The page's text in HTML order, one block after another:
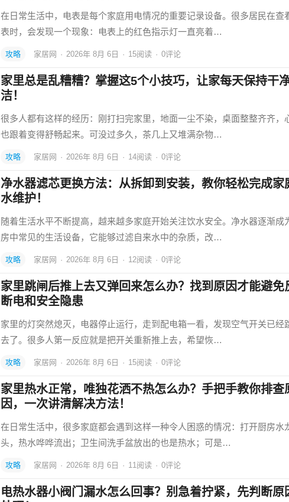
在日常生活中，电表是每个家庭用电情况的重要记录设备。很多居民在查
表时，会发现一个现象：电表上的红色指示灯一直亮着…
攻略 家居网 · 2026年 8月 6日 · 15阅读 · 0评论
家里总是乱糟糟？掌握这5个小技巧，让家每天保持干
洁！
很多人都有这样的经历：刚打扫完家里，地面一尘不染，桌面整整齐齐，
也跟着变得舒畅起来。可没过多久，茶几上又堆满杂物…
攻略 家居网 · 2026年 8月 6日 · 14阅读 · 0评论
净水器滤芯更换方法：从拆卸到安装，教你轻松完成家
水维护！
随着生活水平不断提高，越来越多家庭开始关注饮水安全。净水器逐渐成
房中常见的生活设备，它能够过滤自来水中的杂质，改…
攻略 家居网 · 2026年 8月 6日 · 12阅读 · 0评论
家里跳闸后推上去又弹回来怎么办？找到原因才能避免
断电和安全隐患
家里的灯突然熄灭，电器停止运行，走到配电箱一看，发现空气开关已经
去了。很多人第一反应就是把开关重新推上去，希望恢…
攻略 家居网 · 2026年 8月 6日 · 15阅读 · 0评论
家里热水正常，唯独花洒不热怎么办？手把手教你排查
因，一次讲清解决方法！
在日常生活中，很多家庭都会遇到这样一种令人困惑的情况：打开厨房水
头，热水哗哗流出；卫生间洗手盆放出的也是热水；可是…
攻略 家居网 · 2026年 8月 6日 · 11阅读 · 0评论
电热水器小阀门漏水怎么回事？别急着拧紧，先判断原